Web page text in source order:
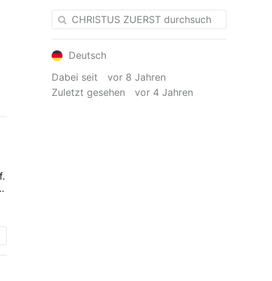
Deutsch
Dabei seit
vor 8 Jahren
Zuletzt gesehen
vor 4 Jahren